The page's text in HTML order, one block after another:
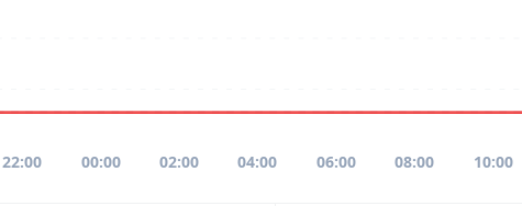
22:00 00:00 02:00 04:00 06:00 08:00 10:00